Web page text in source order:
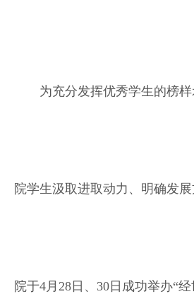
为充分发挥优秀学生的榜
院学生汲取进取动力、明确发
院于4月28日、30日成功举办“